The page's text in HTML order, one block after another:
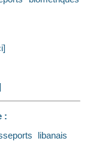
:
libanais